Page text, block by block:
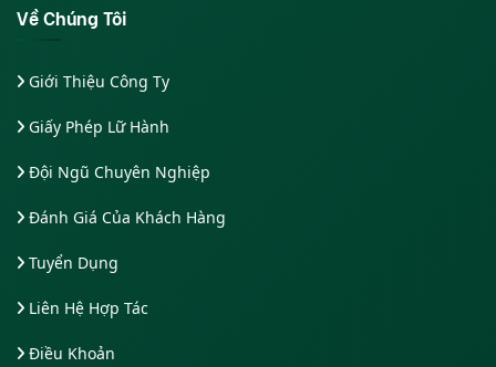
Về Chúng Tôi
Giới Thiệu Công Ty
Giấy Phép Lữ Hành
Đội Ngũ Chuyên Nghiệp
Đánh Giá Của Khách Hàng
Tuyển Dụng
Liên Hệ Hợp Tác
Điều Khoản